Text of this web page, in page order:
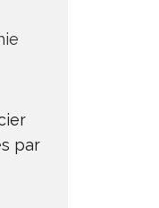
par